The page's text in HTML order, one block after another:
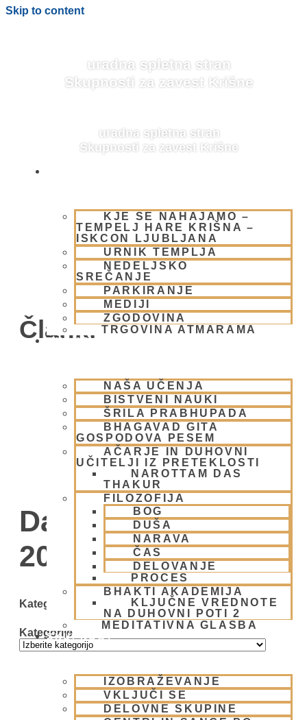
Skip to content
uradna spletna stran
Skupnosti za zavest Krišne
uradna spletna stran
Skupnosti za zavest Krišne
KJE SE NAHAJAMO –
TEMPELJ HARE KRIŠNA –
ISKCON LJUBLJANA
URNIK TEMPLJA
NEDELJSKO
SREČANJE
PARKIRANJE
MEDIJI
ZGODOVINA
TRGOVINA ATMARAMA
BHAKTI JOGA
NAŠA UČENJA
BISTVENI NAUKI
ŠRILA PRABHUPADA
BHAGAVAD GITA
GOSPODOVA PESEM
AČARJE IN DUHOVNI
UČITELJI IZ PRETEKLOSTI
NAROTTAM DAS
THAKUR
FILOZOFIJA
BOG
DUŠA
NARAVA
ČAS
DELOVANJE
PROCES
BHAKTI AKADEMIJA
KLJUČNE VREDNOTE
NA DUHOVNI POTI 2
MEDITATIVNA GLASBA
SKUPNOST
IZOBRAŽEVANJE
VKLJUČI SE
DELOVNE SKUPINE
BLOG
Članki
Day: 13 junija,
2009
Kategorije
Kategorije